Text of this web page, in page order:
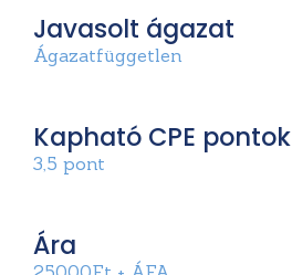
Javasolt ágazat
Ágazatfüggetlen
Kapható CPE pontok
3,5 pont
Ára